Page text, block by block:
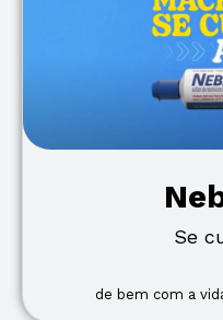
Se
de bem com a vida